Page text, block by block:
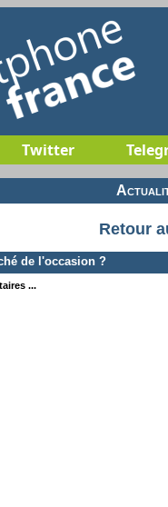
Twitter
Retour
de l'occasion ?
...